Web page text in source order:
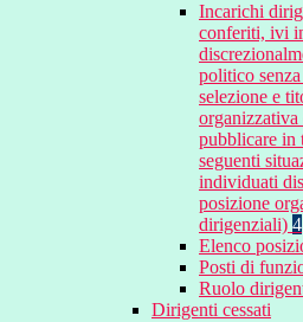
Incarichi
conferiti, ivi
politico
selezione e
pubblicare in
seguenti
individuati
posizione
dirigenziali) 4
Elenco
Posti di
Ruolo
Dirigenti cessati